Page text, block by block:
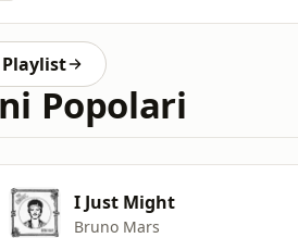
Playlist
Popolari
I Just Might
Bruno Mars